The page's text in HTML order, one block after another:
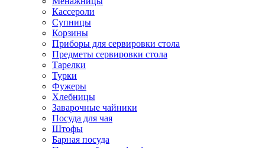
Кассероли
Супницы
Корзины
Приборы для сервировки стола
Предметы сервировки стола
Тарелки
Турки
Фужеры
Хлебницы
Заварочные чайники
Посуда для чая
Штофы
Барная посуда